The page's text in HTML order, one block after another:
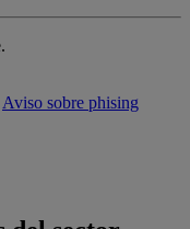
Aviso sobre phising